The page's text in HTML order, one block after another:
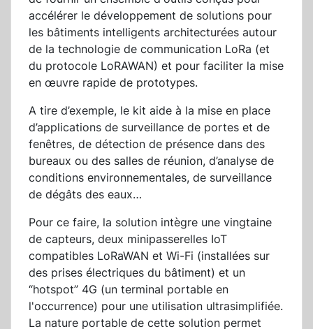
accélérer le développement de solutions pour
les bâtiments intelligents architecturées autour
de la technologie de communication LoRa (et
du protocole LoRAWAN) et pour faciliter la mise
en œuvre rapide de prototypes.
A tire d’exemple, le kit aide à la mise en place
d’applications de surveillance de portes et de
fenêtres, de détection de présence dans des
bureaux ou des salles de réunion, d’analyse de
conditions environnementales, de surveillance
de dégâts des eaux…
Pour ce faire, la solution intègre une vingtaine
de capteurs, deux minipasserelles IoT
compatibles LoRaWAN et Wi-Fi (installées sur
des prises électriques du bâtiment) et un
“hotspot” 4G (un terminal portable en
l'occurrence) pour une utilisation ultrasimplifiée.
La nature portable de cette solution permet